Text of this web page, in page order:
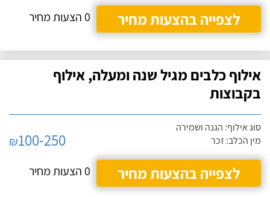
לצפייה בהצעות מחיר
0 הצעות מחיר
אילוף כלבים מגיל שנה ומעלה, אילוף
בקבוצות
סוג אילוף: הגנה ושמירה
מין הכלב: זכר
₪100-250
לצפייה בהצעות מחיר
0 הצעות מחיר